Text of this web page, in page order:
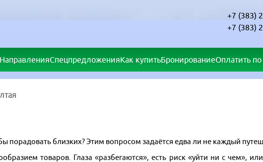
+7 (383)
+7 (383)
НаправленияСпецпредложенияКак купитьБронированиеОплатить по
порадовать близких? Этим вопросом задаётся едва ли не каждый
товаров. Глаза «разбегаются», есть риск «уйти ни с чем»,